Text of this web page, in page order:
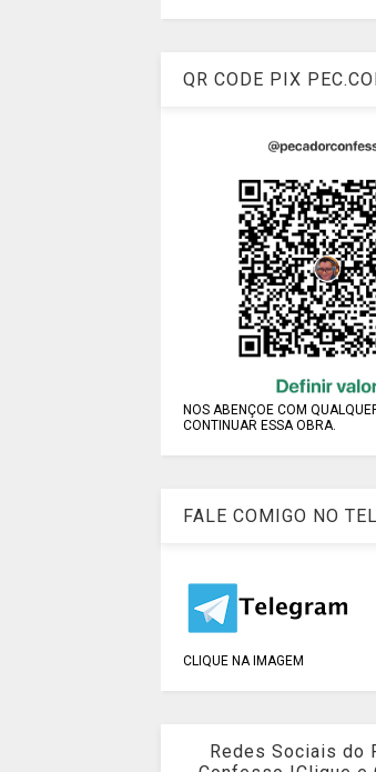
QR CODE PIX
NOS ABENÇOE COM
CONTINUAR ESSA OBRA.
FALE COMIGO NO
CLIQUE NA IMAGEM
Redes Sociais do